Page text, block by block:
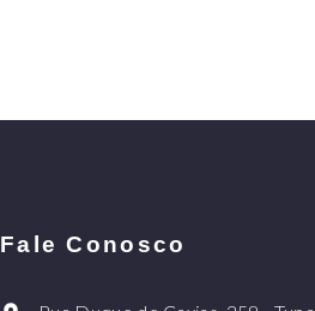
Fale Conosco